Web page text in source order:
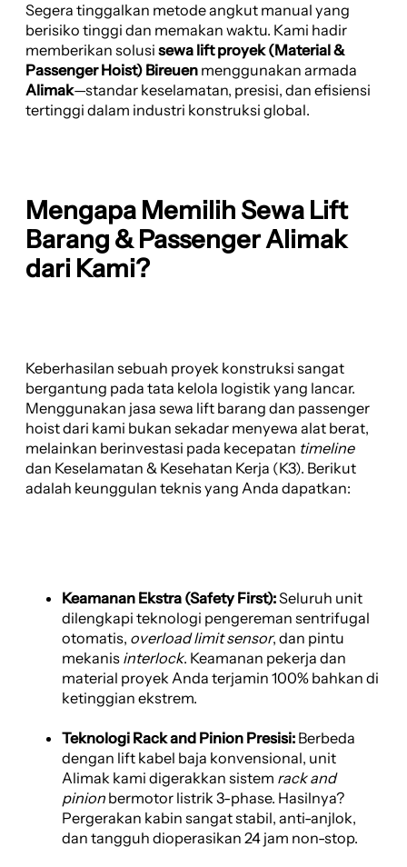
Segera tinggalkan metode angkut manual yang
berisiko tinggi dan memakan waktu. Kami hadir
memberikan solusi sewa lift proyek (Material &
Passenger Hoist) Bireuen menggunakan armada
Alimak—standar keselamatan, presisi, dan efisiensi
tertinggi dalam industri konstruksi global.
Mengapa Memilih Sewa Lift
Barang & Passenger Alimak
dari Kami?
Keberhasilan sebuah proyek konstruksi sangat
bergantung pada tata kelola logistik yang lancar.
Menggunakan jasa sewa lift barang dan passenger
hoist dari kami bukan sekadar menyewa alat berat,
melainkan berinvestasi pada kecepatan timeline
dan Keselamatan & Kesehatan Kerja (K3). Berikut
adalah keunggulan teknis yang Anda dapatkan:
Keamanan Ekstra (Safety First):Seluruh unit
dilengkapi teknologi pengereman sentrifugal
otomatis, overload limit sensor, dan pintu
mekanis interlock. Keamanan pekerja dan
material proyek Anda terjamin 100% bahkan di
ketinggian ekstrem.
Teknologi Rack and Pinion Presisi: Berbeda
dengan lift kabel baja konvensional, unit
Alimak kami digerakkan sistem rack and
pinion bermotor listrik 3-phase. Hasilnya?
Pergerakan kabin sangat stabil, anti-anjlok,
dan tangguh dioperasikan 24 jam non-stop.